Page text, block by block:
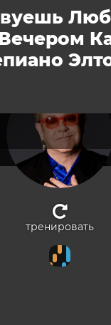
слушать
тренировать